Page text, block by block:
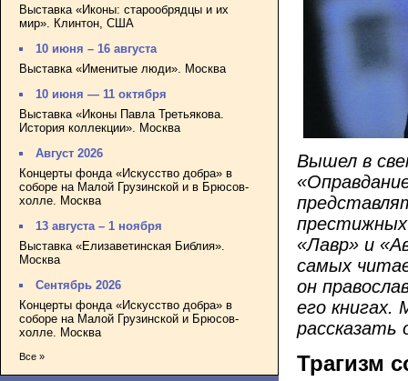
Выставка «Иконы: старообрядцы и их
мир». Клинтон, США
10 июня – 16 августа
Выставка «Именитые люди». Москва
10 июня — 11 октября
Выставка «Иконы Павла Третьякова.
История коллекции». Москва
Август 2026
Концерты фонда «Искусство добра» в
соборе на Малой Грузинской и в Брюсов-
холле. Москва
13 августа – 1 ноября
Выставка «Елизаветинская Библия».
Москва
Сентябрь 2026
Концерты фонда «Искусство добра» в
соборе на Малой Грузинской и Брюсов-
холле. Москва
Все »
Вышел в
«Лавр» и
самых
он
его книгах.
рассказать
Трагизм